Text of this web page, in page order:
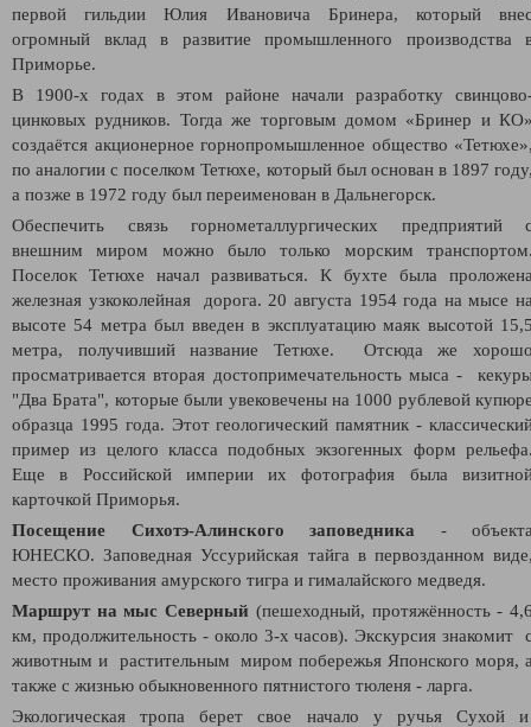
первой гильдии Юлия Ивановича Бринера, который
огромный вклад в развитие промышленного производства
Приморье.
В 1900-х годах в этом районе начали разработку
цинковых рудников. Тогда же торговым домом «Бринер и
создаётся акционерное горнопромышленное общество
по аналогии с поселком Тетюхе, который был основан в 1897
а позже в 1972 году был переименован в Дальнегорск.
Обеспечить связь горнометаллургических предприятий
внешним миром можно было только морским
Поселок Тетюхе начал развиваться. К бухте была
железная узкоколейная дорога. 20 августа 1954 года на мысе
высоте 54 метра был введен в эксплуатацию маяк высотой
метра, получивший название Тетюхе. Отсюда же
просматривается вторая достопримечательность мыса -
"Два Брата", которые были увековечены на 1000 рублевой
образца 1995 года. Этот геологический памятник -
пример из целого класса подобных экзогенных форм
Еще в Российской империи их фотография была
карточкой Приморья.
Посещение Сихотэ-Алинского заповедника -
ЮНЕСКО. Заповедная Уссурийская тайга в первозданном
место проживания амурского тигра и гималайского медведя.
Маршрут на мыс Северный (пешеходный, протяжённость -
км, продолжительность - около 3-х часов). Экскурсия знакомит
животным и растительным миром побережья Японского моря,
также с жизнью обыкновенного пятнистого тюленя - ларга.
Экологическая тропа берет свое начало у ручья Сухой